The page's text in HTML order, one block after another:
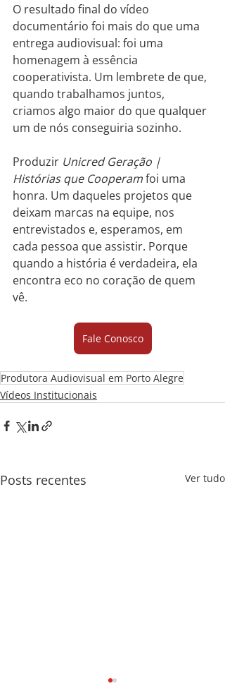
O resultado final do vídeo
documentário foi mais do que uma
entrega audiovisual: foi uma
homenagem à essência
cooperativista. Um lembrete de que,
quando trabalhamos juntos,
criamos algo maior do que qualquer
um de nós conseguiria sozinho.
Produzir Unicred Geração |
Histórias que Cooperam foi uma
honra. Um daqueles projetos que
deixam marcas na equipe, nos
entrevistados e, esperamos, em
cada pessoa que assistir. Porque
quando a história é verdadeira, ela
encontra eco no coração de quem
vê.
Fale Conosco
Produtora Audiovisual em Porto Alegre
Vídeos Institucionais
Posts recentes Ver tudo